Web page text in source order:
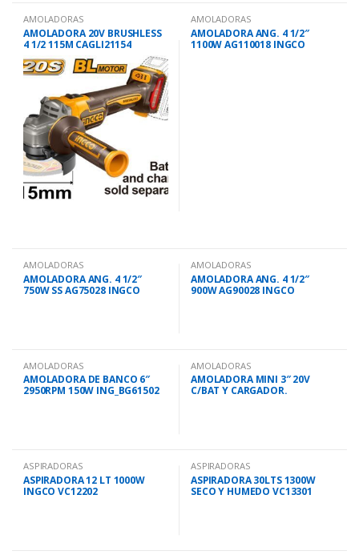
AMOLADORAS
AMOLADORA 20V BRUSHLESS
4 1/2 115M CAGLI21154
AMOLADORAS
AMOLADORA ANG. 4 1/2″
1100W AG110018 INGCO
AMOLADORAS
AMOLADORA ANG. 4 1/2″
750W SS AG75028 INGCO
AMOLADORAS
AMOLADORA ANG. 4 1/2″
900W AG90028 INGCO
AMOLADORAS
AMOLADORA DE BANCO 6″
2950RPM 150W ING_BG61502
AMOLADORAS
AMOLADORA MINI 3″ 20V
C/BAT Y CARGADOR.
ASPIRADORAS
ASPIRADORA 12 LT 1000W
INGCO VC12202
ASPIRADORAS
ASPIRADORA 30LTS 1300W
SECO Y HUMEDO VC13301